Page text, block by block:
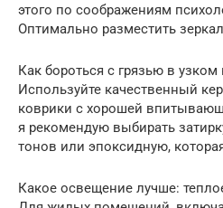
этого по соображениям
Оптимально разместить
Как бороться с грязью в узком
Используйте качественный
коврики с хорошей
я рекомендую выбирать
тонов или эпоксидную,
Какое освещение лучше: